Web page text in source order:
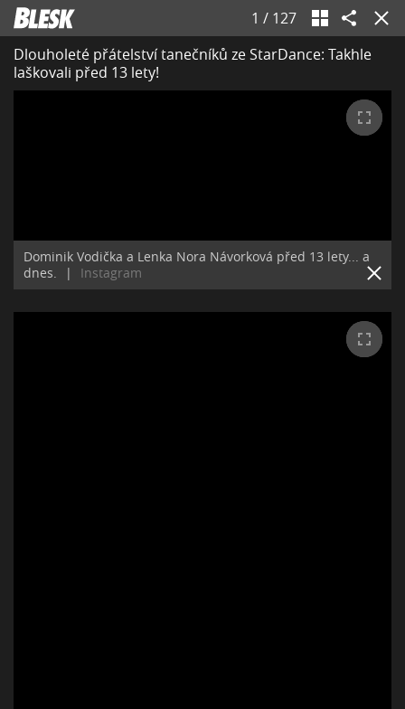
1 / 127
Dlouholeté přátelství tanečníků ze StarDance: Takhle
laškovali před 13 lety!
Dominik Vodička a Lenka Nora Návorková před 13 lety... a
dnes.
| Instagram